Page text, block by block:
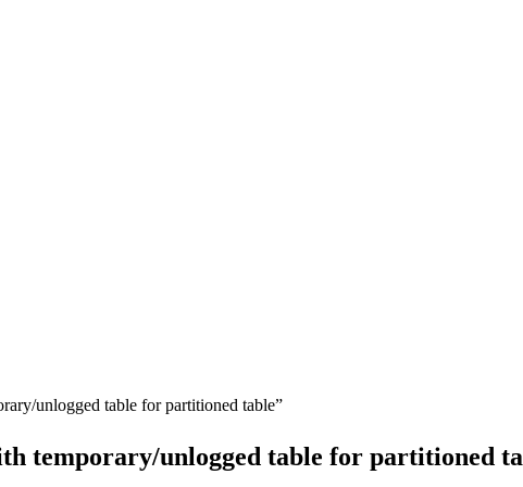
unlogged table for partitioned table”
temporary/unlogged table for partitioned